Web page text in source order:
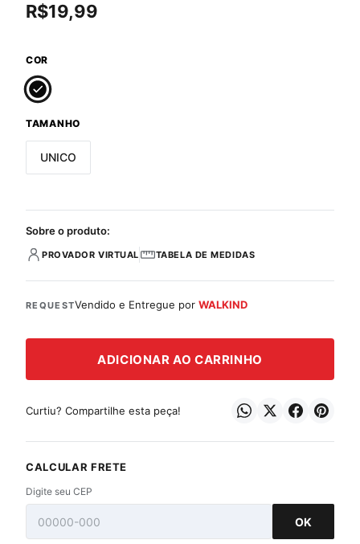
R$19,99
COR
TAMANHO
UNICO
Sobre o produto:
PROVADOR VIRTUAL TABELA DE MEDIDAS
REQUESTVendido e Entregue porWALKIND
ADICIONAR AO CARRINHO
Curtiu? Compartilhe esta peça!
CALCULAR FRETE
Digite seu CEP
OK